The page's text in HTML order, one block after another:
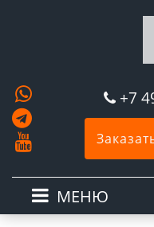
+7
МЕНЮ